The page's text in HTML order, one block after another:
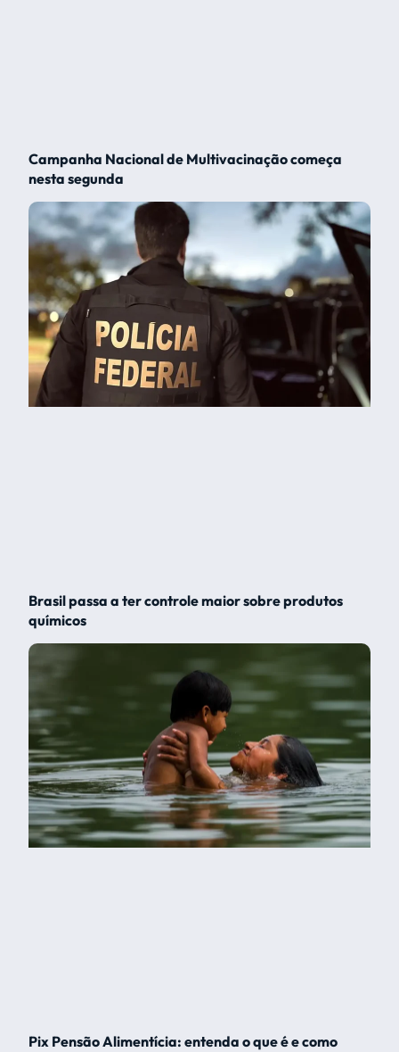
Campanha Nacional de Multivacinação começa
nesta segunda
Brasil passa a ter controle maior sobre produtos
químicos
Pix Pensão Alimentícia: entenda o que é e como